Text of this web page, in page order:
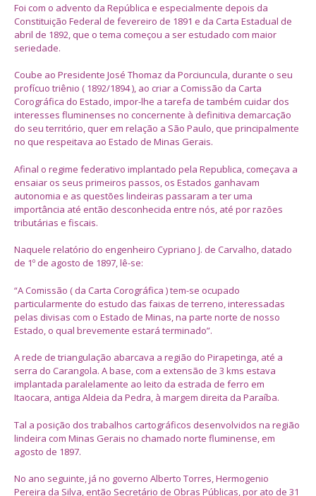
Foi com o advento da República e especialmente depois da
Constituição Federal de fevereiro de 1891 e da Carta Estadual de
abril de 1892, que o tema começou a ser estudado com maior
seriedade.
Coube ao Presidente José Thomaz da Porciuncula, durante o seu
profícuo triênio ( 1892/1894 ), ao criar a Comissão da Carta
Corográfica do Estado, impor-lhe a tarefa de também cuidar dos
interesses fluminenses no concernente à definitiva demarcação
do seu território, quer em relação a São Paulo, que principalmente
no que respeitava ao Estado de Minas Gerais.
Afinal o regime federativo implantado pela Republica, começava a
ensaiar os seus primeiros passos, os Estados ganhavam
autonomia e as questões lindeiras passaram a ter uma
importância até então desconhecida entre nós, até por razões
tributárias e fiscais.
Naquele relatório do engenheiro Cypriano J. de Carvalho, datado
de 1º de agosto de 1897, lê-se:
“A Comissão ( da Carta Corográfica ) tem-se ocupado
particularmente do estudo das faixas de terreno, interessadas
pelas divisas com o Estado de Minas, na parte norte de nosso
Estado, o qual brevemente estará terminado”.
A rede de triangulação abarcava a região do Pirapetinga, até a
serra do Carangola. A base, com a extensão de 3 kms estava
implantada paralelamente ao leito da estrada de ferro em
Itaocara, antiga Aldeia da Pedra, à margem direita da Paraíba.
Tal a posição dos trabalhos cartográficos desenvolvidos na região
lindeira com Minas Gerais no chamado norte fluminense, em
agosto de 1897.
No ano seguinte, já no governo Alberto Torres, Hermogenio
Pereira da Silva, então Secretário de Obras Públicas, por ato de 31